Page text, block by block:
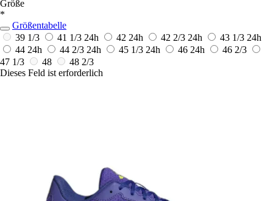
Größe
*
Größentabelle
39 1/3
41 1/3 24h 42 24h 42 2/3 24h 43 1/3 24h
44 24h 44 2/3 24h 45 1/3 24h 46 24h
46 2/3
47 1/3
48
48 2/3
Dieses Feld ist erforderlich